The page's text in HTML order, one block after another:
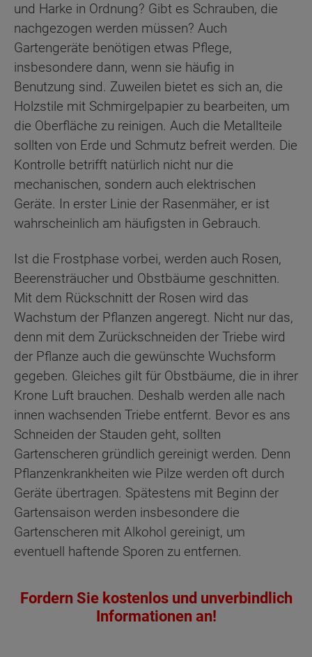
und Harke in Ordnung? Gibt es Schrauben, die
nachgezogen werden müssen? Auch
Gartengeräte benötigen etwas Pflege,
insbesondere dann, wenn sie häufig in
Benutzung sind. Zuweilen bietet es sich an, die
Holzstile mit Schmirgelpapier zu bearbeiten, um
die Oberfläche zu reinigen. Auch die Metallteile
sollten von Erde und Schmutz befreit werden. Die
Kontrolle betrifft natürlich nicht nur die
mechanischen, sondern auch elektrischen
Geräte. In erster Linie der Rasenmäher, er ist
wahrscheinlich am häufigsten in Gebrauch.
Ist die Frostphase vorbei, werden auch Rosen,
Beerensträucher und Obstbäume geschnitten.
Mit dem Rückschnitt der Rosen wird das
Wachstum der Pflanzen angeregt. Nicht nur das,
denn mit dem Zurückschneiden der Triebe wird
der Pflanze auch die gewünschte Wuchsform
gegeben. Gleiches gilt für Obstbäume, die in ihrer
Krone Luft brauchen. Deshalb werden alle nach
innen wachsenden Triebe entfernt. Bevor es ans
Schneiden der Stauden geht, sollten
Gartenscheren gründlich gereinigt werden. Denn
Pflanzenkrankheiten wie Pilze werden oft durch
Geräte übertragen. Spätestens mit Beginn der
Gartensaison werden insbesondere die
Gartenscheren mit Alkohol gereinigt, um
eventuell haftende Sporen zu entfernen.
Fordern Sie kostenlos und unverbindlich
Informationen an!